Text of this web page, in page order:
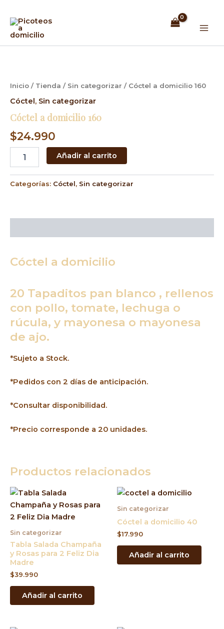
contenido
Inicio / Tienda / Sin categorizar / Cóctel a domicilio 160
Cóctel , Sin categorizar
Cóctel a domicilio 160
$24.990
cantidad
Añadir al carrito
Categorías: Cóctel, Sin categorizar
Cóctel a domicilio
20 Tapaditos pan blanco , rellenos
con pollo, tomate, lechuga o
rúcula, y mayonesa o mayonesa
de ajo.
*Sujeto a Stock.
*Pedidos con 2 días de anticipación.
*Consultar disponibilidad.
*Precio corresponde a 20 unidades.
Productos relacionados
Sin categorizar
Tabla Salada Champaña
y Rosas para 2 Feliz Dia
Madre
$39.990
Añadir al carrito
Sin categorizar
Cóctel a domicilio 40
$17.990
Añadir al carrito